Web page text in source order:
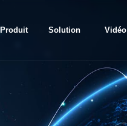
Produit Solution Vidéo